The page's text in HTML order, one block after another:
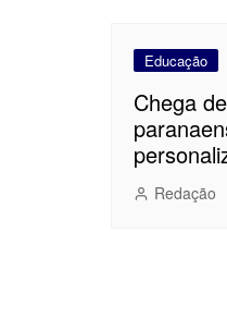
Educação
Chega
Redação